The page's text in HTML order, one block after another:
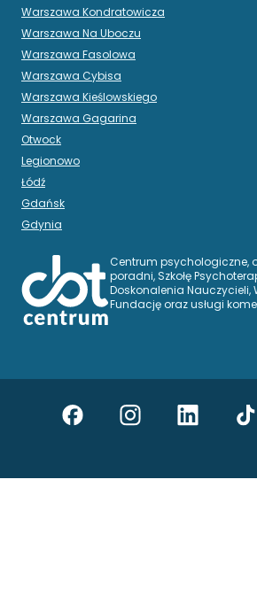
Centrum psychologiczne,
poradni, Szkołę
Doskonalenia Nauczycieli,
Fundację oraz usługi
Warszawa Kondratowicza
Warszawa Na Uboczu
Warszawa Fasolowa
Warszawa Cybisa
Warszawa Kieślowskiego
Warszawa Gagarina
Otwock
Legionowo
Łódź
Gdańsk
Gdynia